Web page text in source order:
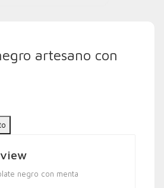
artesano con
negro con menta